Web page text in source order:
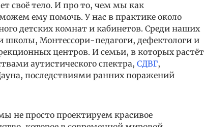
своё тело. И про то, чем мы как
ему помочь. У нас в практике около
детских комнат и кабинетов. Среди наших
Монтессори-педагоги, дефектологи и
центров. И семьи, в которых растёт
аутистического спектра,СДВГ,
последствиями ранних поражений
не просто проектируем красивое